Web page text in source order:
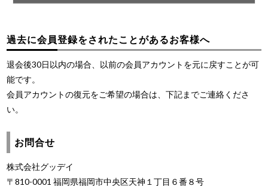
過去に会員登録をされたことがあるお客様へ
退会後30日以内の場合、以前の会員アカウントを元に戻すことが可
能です。
会員アカウントの復元をご希望の場合は、下記までご連絡くださ
い。
お問合せ
株式会社グッデイ
〒810-0001 福岡県福岡市中央区天神１丁目６番８号